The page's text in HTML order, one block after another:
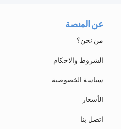
عن المنصة
من نحن؟
الشروط والاحكام
سياسة الخصوصية
الأسعار
اتصل بنا